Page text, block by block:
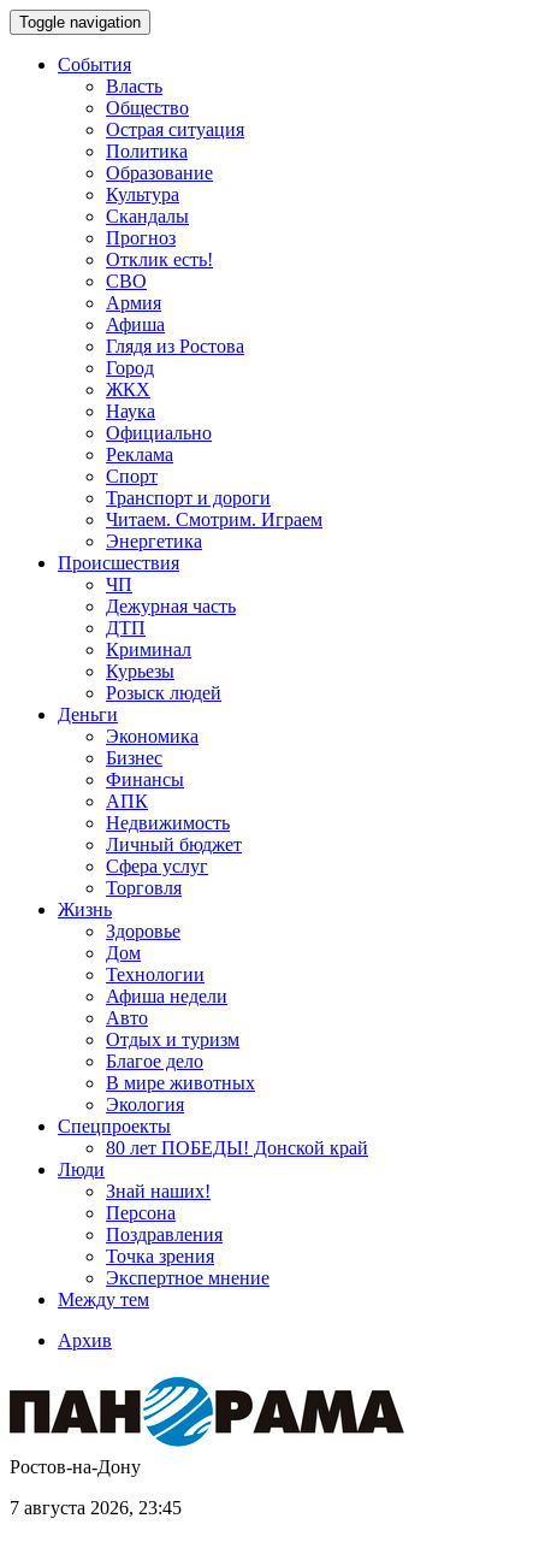
Toggle navigation
События
Власть
Общество
Острая ситуация
Политика
Образование
Культура
Скандалы
Прогноз
Отклик есть!
СВО
Армия
Афиша
Глядя из Ростова
Город
ЖКХ
Наука
Официально
Реклама
Спорт
Транспорт и дороги
Читаем. Смотрим. Играем
Энергетика
Происшествия
ЧП
Дежурная часть
ДТП
Криминал
Курьезы
Розыск людей
Деньги
Экономика
Бизнес
Финансы
АПК
Недвижимость
Личный бюджет
Сфера услуг
Торговля
Жизнь
Здоровье
Дом
Технологии
Афиша недели
Авто
Отдых и туризм
Благое дело
В мире животных
Экология
Спецпроекты
80 лет ПОБЕДЫ! Донской край
Люди
Знай наших!
Персона
Поздравления
Точка зрения
Экспертное мнение
Между тем
Архив
Ростов-на-Дону
7 августа 2026, 23:45